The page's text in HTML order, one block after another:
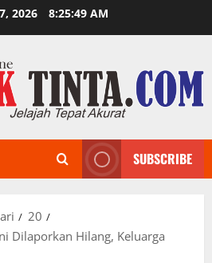
2026 8:25:50 AM
SUBSCRIBE
20
Dilaporkan Hilang, Keluarga